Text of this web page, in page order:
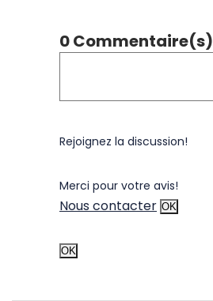
0 Commentaire(s)
Rejoignez la discussion!
Merci pour votre avis!
Nous contacter OK
OK